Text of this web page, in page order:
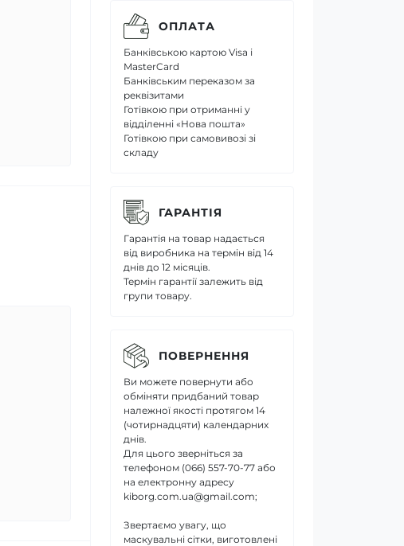
ОПЛАТА
Банківською картою Visa і
MasterCard
Банківським переказом за
реквізитами
Готівкою при отриманні у
відділенні «Нова пошта»
Готівкою при самовивозі зі
складу
ГАРАНТІЯ
Гарантія на товар надається
від виробника на термін від 14
днів до 12 місяців.
Термін гарантії залежить від
групи товару.
ПОВЕРНЕННЯ
Ви можете повернути або
обміняти придбаний товар
належної якості протягом 14
(чотирнадцяти) календарних
днів.
Для цього зверніться за
телефоном (066) 557-70-77 або
на електронну адресу
kiborg.com.ua@gmail.com;
Звертаємо увагу, що
маскувальні сітки, виготовлені